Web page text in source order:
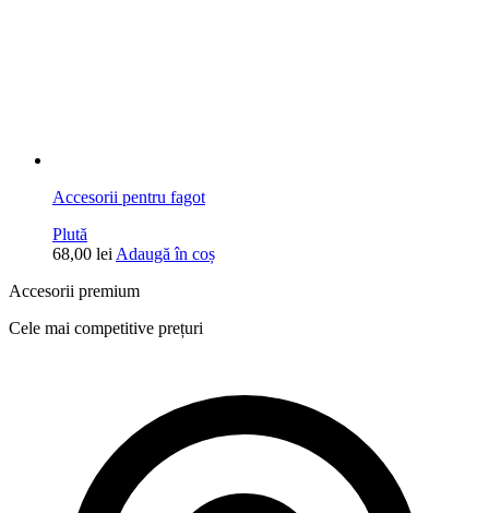
Accesorii pentru fagot
Plută
68,00 lei Adaugă în coș
Accesorii premium
Cele mai competitive prețuri